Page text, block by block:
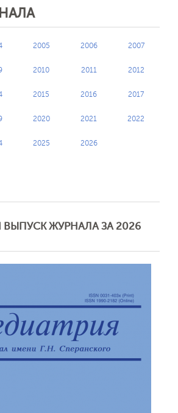
2005 2006 2007
2010 2011 2012
2015 2016 2017
2020 2021 2022
2025 2026
ЖУРНАЛА ЗА 2026